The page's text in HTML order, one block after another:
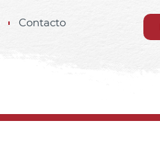
Contacto